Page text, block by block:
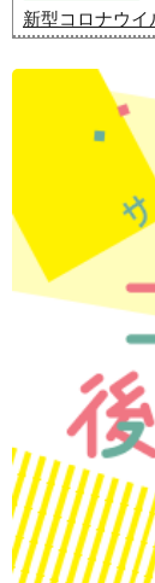
新型コロナウイ